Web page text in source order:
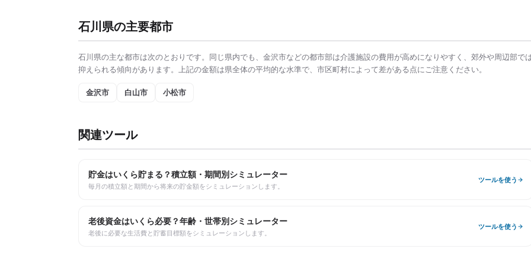
石川県の主要都市
石川県の主な都市は次のとおりです。同じ県内でも、 金沢市などの都市部は介護施設の費用が高めになりやすく、郊外や周辺部で
抑えられる傾向があります。上記の金額は県全体の平均的な水準で、市区町村によって差がある点にご注意ください。
金沢市 白山市 小松市
関連ツール
貯金はいくら貯まる？積立額・期間別シミュレーター
毎月の積立額と期間から将来の貯金額をシミュレーションします。
ツールを使う
老後資金はいくら必要？年齢・世帯別シミュレーター
老後に必要な生活費と貯蓄目標額をシミュレーションします。
ツールを使う